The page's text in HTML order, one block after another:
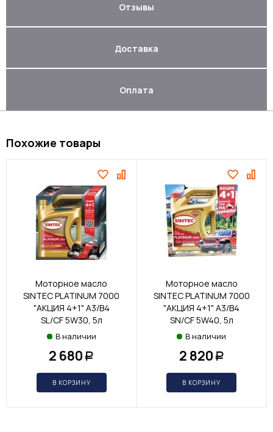
Отзывы
Доставка
Оплата
Похожие товары
Моторное масло
SINTEC PLATINUM 7000
"АКЦИЯ 4+1" A3/B4
SL/CF 5W30, 5л
В наличии
2 680 Р
В КОРЗИНУ
Моторное масло
SINTEC PLATINUM 7000
"АКЦИЯ 4+1" A3/B4
SN/CF 5W40, 5л
В наличии
2 820 Р
В КОРЗИНУ